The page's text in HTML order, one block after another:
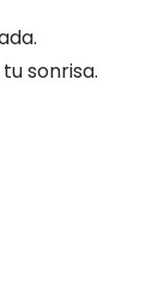
sonrisa.